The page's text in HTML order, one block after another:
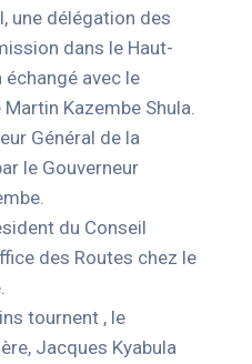
une délégation des
dans le Haut-
échangé avec le
Kazembe Shula.
Général de la
le Gouverneur
du Conseil
des Routes chez le
tournent , le
Jacques Kyabula